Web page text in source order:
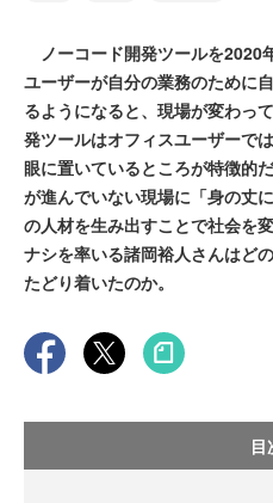
ノーコード開発ツールを2020
ユーザーが自分の業務のために
るようになると、現場が変わっ
発ツールはオフィスユーザーで
眼に置いているところが特徴的
が進んでいない現場に「身の丈
の人材を生み出すことで社会を
ナシを率いる諸岡裕人さんはど
たどり着いたのか。
目